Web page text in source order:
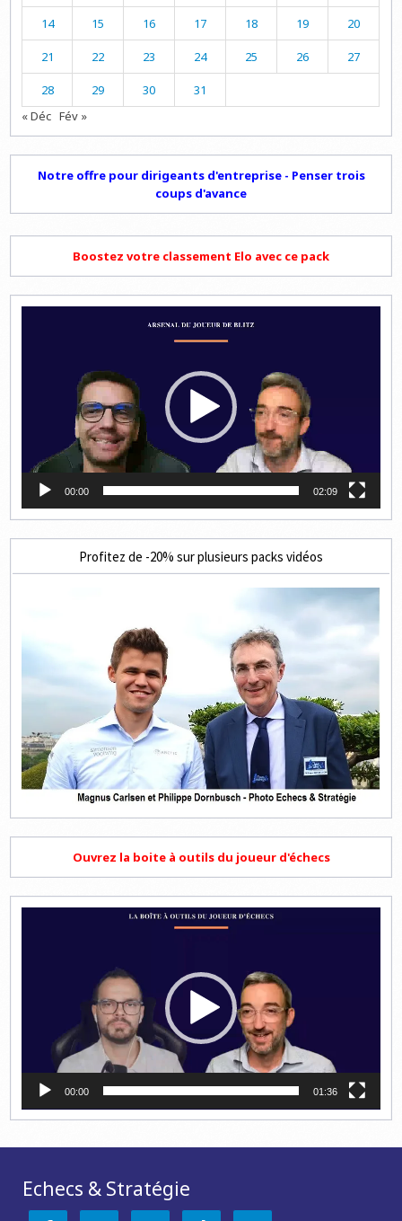
14 15 16 17 18 19 20
21 22 23 24 25 26 27
28 29 30
31
« Déc Fév »
Notre offre pour dirigeants d'entreprise - Penser trois
coups d'avance
Boostez votre classement Elo avec ce pack
00:00 02:09
Profitez de -20% sur plusieurs packs vidéos
Ouvrez la boite à outils du joueur d'échecs
00:00 01:36
Echecs & Stratégie